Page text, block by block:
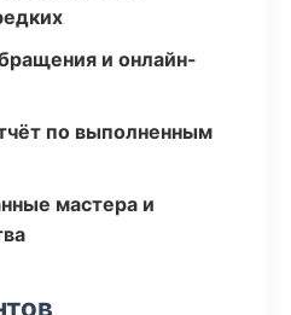
и онлайн-
по выполненным
мастера и